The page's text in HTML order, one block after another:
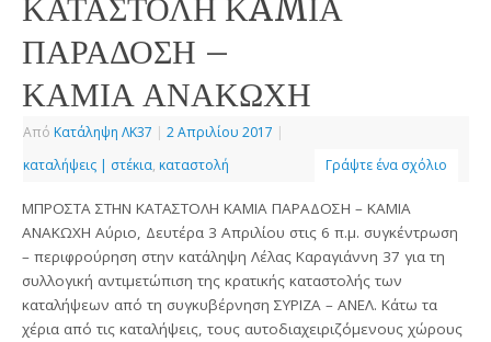
ΚΑΤΑΣΤΟΛΗ ΚAMΙΑ
ΠΑΡΑΔΟΣΗ –
ΚΑΜΙΑ ΑΝΑΚΩΧΗ
Από Κατάληψη ΛΚ37 | 2 Απριλίου 2017 |
καταλήψεις | στέκια, καταστολή Γράψτε ένα σχόλιο
ΜΠΡΟΣΤΑ ΣΤΗΝ ΚΑΤΑΣΤΟΛΗ ΚΑΜΙΑ ΠΑΡΑΔΟΣΗ – ΚΑΜΙΑ
ΑΝΑΚΩΧΗ Αύριο, Δευτέρα 3 Απριλίου στις 6 π.μ. συγκέντρωση
– περιφρούρηση στην κατάληψη Λέλας Καραγιάννη 37 για τη
συλλογική αντιμετώπιση της κρατικής καταστολής των
καταλήψεων από τη συγκυβέρνηση ΣΥΡΙΖΑ – ΑΝΕΛ. Κάτω τα
χέρια από τις καταλήψεις, τους αυτοδιαχειριζόμενους χώρους